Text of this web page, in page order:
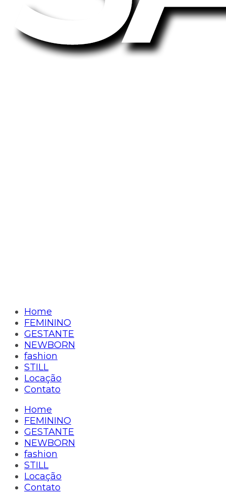
Home
FEMININO
GESTANTE
NEWBORN
fashion
STILL
Locação
Contato
Home
FEMININO
GESTANTE
NEWBORN
fashion
STILL
Locação
Contato